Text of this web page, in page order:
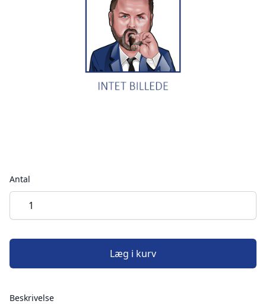
Antal
Læg i kurv
Beskrivelse